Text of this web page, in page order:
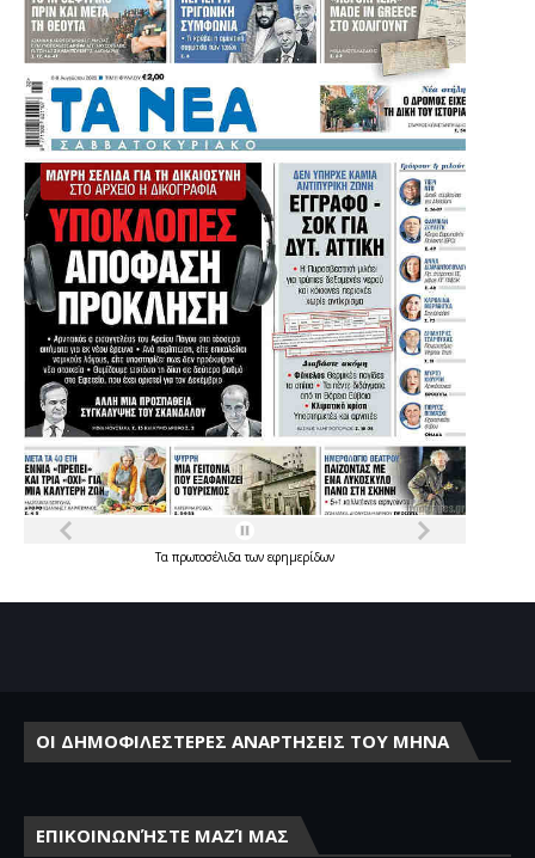
Τα πρωτοσέλιδατων εφημερίδων
ΟΙ ΔΗΜΟΦΙΛΕΣΤΕΡΕΣ ΑΝΑΡΤΗΣΕΙΣ ΤΟΥ ΜΗΝΑ
ΕΠΙΚΟΙΝΩΝΉΣΤΕ ΜΑΖΊ ΜΑΣ